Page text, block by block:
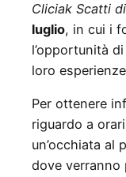
Cliciak Scatti
luglio, in cui i
l’opportunità
loro
Per ottenere
riguardo a
un’occhiata al
dove verranno